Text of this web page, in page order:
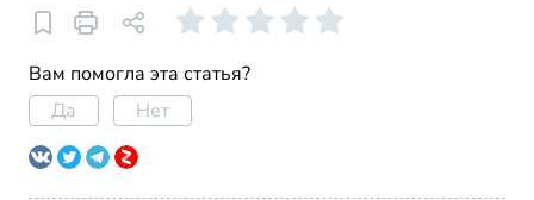
Вам помогла эта статья?
Да
Нет